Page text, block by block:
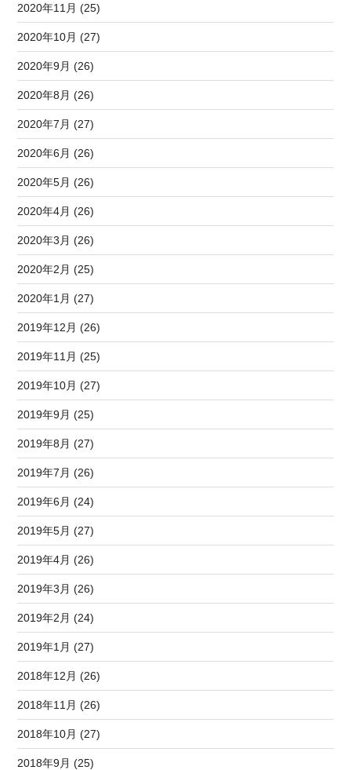
2020年11月 (25)
2020年10月 (27)
2020年9月 (26)
2020年8月 (26)
2020年7月 (27)
2020年6月 (26)
2020年5月 (26)
2020年4月 (26)
2020年3月 (26)
2020年2月 (25)
2020年1月 (27)
2019年12月 (26)
2019年11月 (25)
2019年10月 (27)
2019年9月 (25)
2019年8月 (27)
2019年7月 (26)
2019年6月 (24)
2019年5月 (27)
2019年4月 (26)
2019年3月 (26)
2019年2月 (24)
2019年1月 (27)
2018年12月 (26)
2018年11月 (26)
2018年10月 (27)
2018年9月 (25)